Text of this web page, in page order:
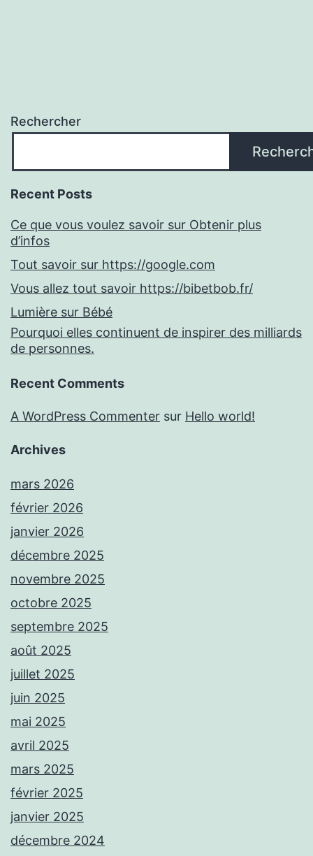
Rechercher
Recent Posts
Ce que vous voulez savoir sur Obtenir plus
d’infos
Tout savoir sur https://google.com
Vous allez tout savoir https://bibetbob.fr/
Lumière sur Bébé
Pourquoi elles continuent de inspirer des milliards
de personnes.
Recent Comments
A WordPress Commenter sur Hello world!
Archives
mars 2026
février 2026
janvier 2026
décembre 2025
novembre 2025
octobre 2025
septembre 2025
août 2025
juillet 2025
juin 2025
mai 2025
avril 2025
mars 2025
février 2025
janvier 2025
décembre 2024